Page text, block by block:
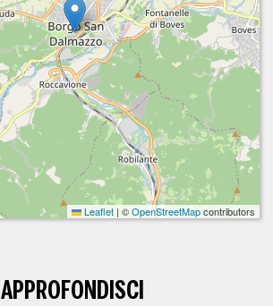
Leaflet | ©OpenStreetMapcontributors
APPROFONDISCI